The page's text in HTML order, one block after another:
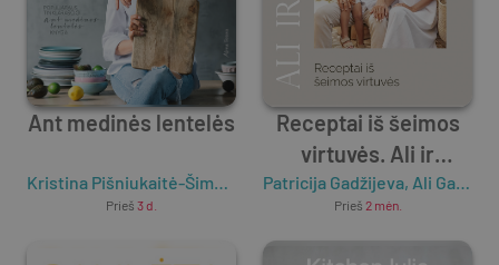
Ant medinės lentelės
Kristina Pišniukaitė-Šimkienė
Prieš 3 d.
Receptai iš šeimos
virtuvės. Ali ir
Patricija
Patricija Gadžijeva, Ali Gadžijevas
Prieš 2 mėn.